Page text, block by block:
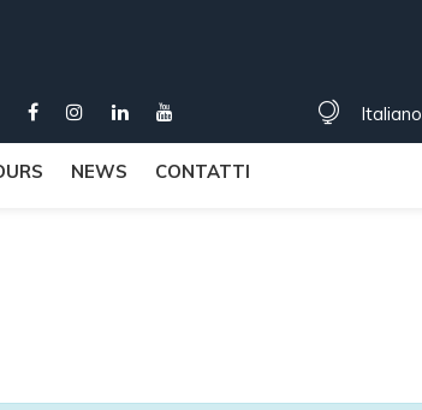
Italiano
NEWS CONTATTI